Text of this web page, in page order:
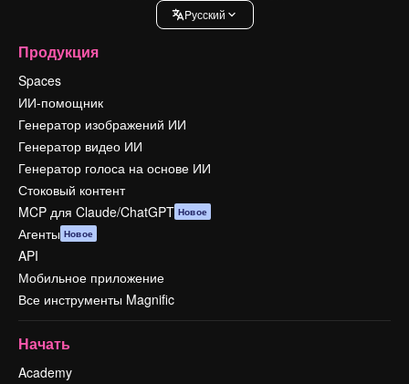
Pусский
Продукция
Spaces
ИИ-помощник
Генератор изображений ИИ
Генератор видео ИИ
Генератор голоса на основе ИИ
Стоковый контент
MCP для Claude/ChatGPT Новое
Агенты Новое
API
Мобильное приложение
Все инструменты Magnific
Начать
Academy